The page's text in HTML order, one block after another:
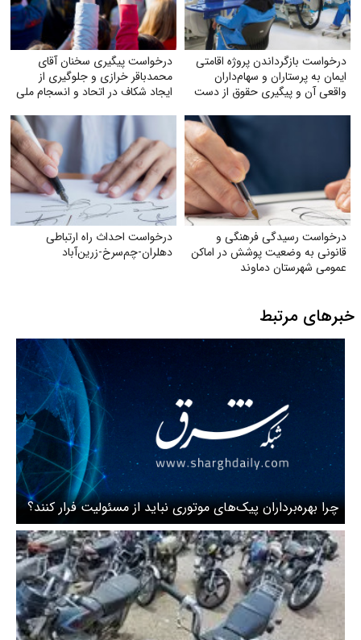
درخواست بازگرداندن پروژه اقامتی
ایمان به پرستاران و سهام‌داران
واقعی آن و پیگیری حقوق از دست
درخواست پیگیری سخنان آقای
محمدباقر خرازی و جلوگیری از
ایجاد شکاف در اتحاد و انسجام ملی
درخواست رسیدگی فرهنگی و
قانونی به وضعیت پوشش در اماکن
عمومی شهرستان دماوند
درخواست احداث راه ارتباطی
دهلران-چم‌سرخ-زرین‌آباد
خبرهای مرتبط
چرا بهره‌برداران پیک‌های موتوری نباید از مسئولیت فرار کنند؟